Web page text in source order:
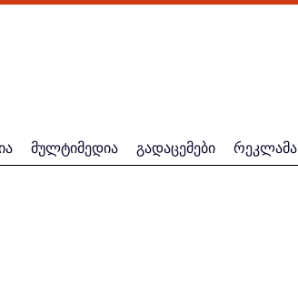
მულტიმედია გადაცემები რეკლამა